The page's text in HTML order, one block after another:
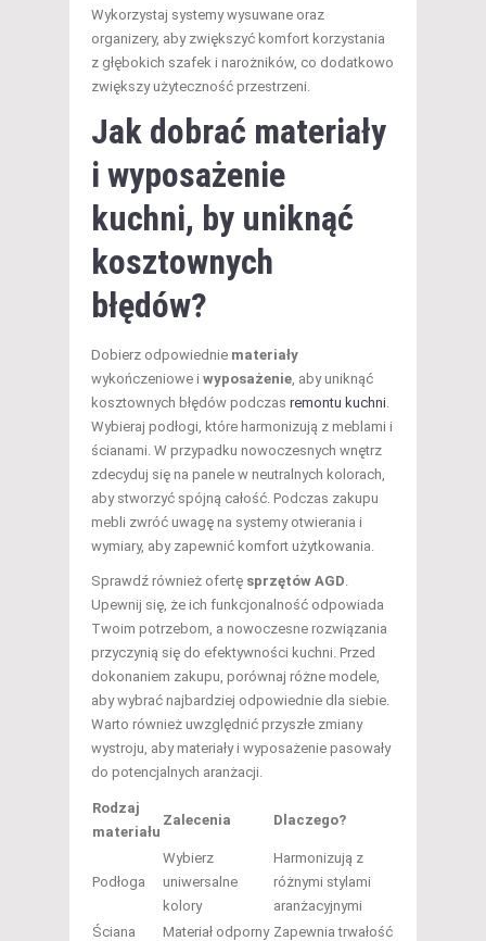
Wykorzystaj systemy wysuwane oraz
organizery, aby zwiększyć komfort korzystania
z głębokich szafek i narożników, co dodatkowo
zwiększy użyteczność przestrzeni.
Jak dobrać materiały
i wyposażenie
kuchni, by uniknąć
kosztownych
błędów?
Dobierz odpowiednie materiały
wykończeniowe i wyposażenie , aby uniknąć
kosztownych błędów podczas remontu kuchni
Wybieraj podłogi, które harmonizują z meblami i
ścianami. W przypadku nowoczesnych wnętrz
zdecyduj się na panele w neutralnych kolorach,
aby stworzyć spójną całość. Podczas zakupu
mebli zwróć uwagę na systemy otwierania i
wymiary, aby zapewnić komfort użytkowania.
Sprawdź również ofertę sprzętów AGD
Upewnij się, że ich funkcjonalność odpowiada
Twoim potrzebom, a nowoczesne rozwiązania
przyczynią się do efektywności kuchni. Przed
dokonaniem zakupu, porównaj różne modele,
aby wybrać najbardziej odpowiednie dla siebie.
Warto również uwzględnić przyszłe zmiany
wystroju, aby materiały i wyposażenie pasowały
do potencjalnych aranżacji.
Rodzaj
materiału
Zalecenia Dlaczego?
Podłoga
Wybierz
uniwersalne
kolory
Harmonizują z
różnymi stylami
aranżacyjnymi
Ściana
Materiał odporny Zapewnia trwałość